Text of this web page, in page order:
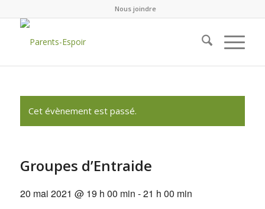
Nous joindre
Cet évènement est passé.
Groupes d’Entraide
20 mai 2021 @ 19 h 00 min -21 h 00 min